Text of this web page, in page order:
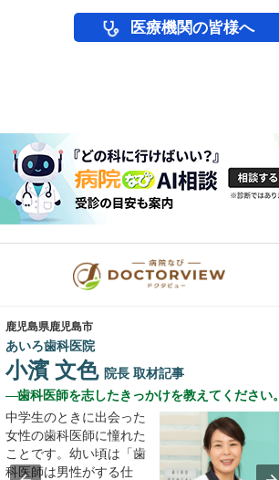
医療機関の皆様へ
鹿児島県鹿児島市
あいろ歯科医院
小濱 文色 院長 取材記事
歯科医師を志したきっかけを教えてください。
中学生のときに出会った
女性の歯科医師に憧れた
ことです。幼い頃は「歯
科医師は男性がする仕